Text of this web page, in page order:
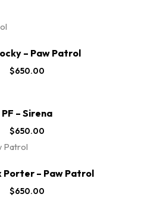
– Paw Patrol
$650.00
PF – Sirena
$650.00
Porter – Paw Patrol
$650.00